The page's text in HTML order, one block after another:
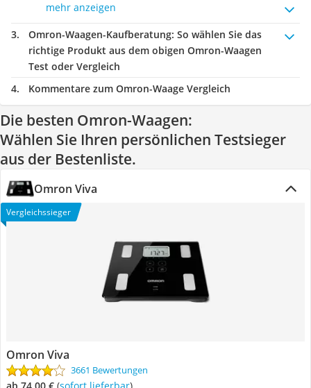
mehr anzeigen
Omron-Waagen-Kaufberatung: So wählen Sie das
richtige Produkt aus dem obigen Omron-Waagen
Test oder Vergleich
Kommentare zum Omron-Waage Vergleich
Die besten Omron-Waagen:
Wählen Sie Ihren persönlichen Testsieger
aus der Bestenliste.
Omron Viva
Vergleichssieger
Omron Viva
3661 Bewertungen